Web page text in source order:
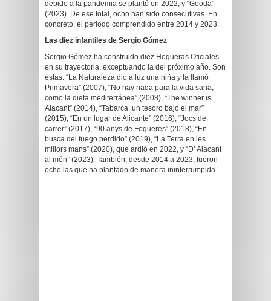
debido a la pandemia se plantó en 2022, y “Geoda”
(2023). De ese total, ocho han sido consecutivas. En
concreto, el periodo comprendido entre 2014 y 2023.
Las diez infantiles de Sergio Gómez
Sergio Gómez ha construido diez Hogueras Oficiales
en su trayectoria, exceptuando la del próximo año. Son
éstas: “La Naturaleza dio a luz una niña y la llamó
Primavera” (2007), “No hay nada para la vida sana,
como la dieta mediterránea” (2008), “The winner is…
Alacant” (2014), “Tabarca, un tesoro bajo el mar”
(2015), “En un lugar de Alicante” (2016), “Jocs de
carrer” (2017), “90 anys de Fogueres” (2018), “En
busca del fuego perdido” (2019), “La Terra en les
millors mans” (2020), que ardió en 2022, y “D’ Alacant
al món” (2023). También, desde 2014 a 2023, fueron
ocho las que ha plantado de manera ininterrumpida.